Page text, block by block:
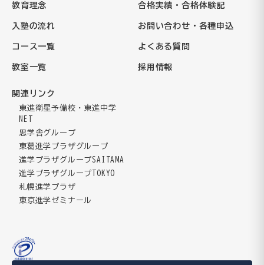
教育理念
入塾の流れ
コース一覧
教室一覧
合格実績・合格体験記
お問い合わせ・各種申込
よくある質問
採用情報
関連リンク
東進衛星予備校・東進中学
NET
思学舎グループ
東葛進学プラザグループ
進学プラザグループSAITAMA
進学プラザグループTOKYO
札幌進学プラザ
東京進学ゼミナール